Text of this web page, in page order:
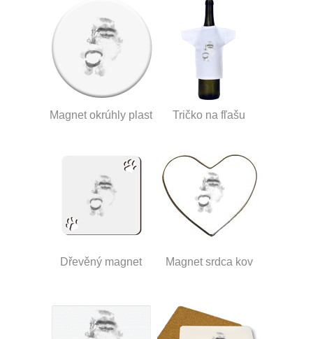
Magnet okrúhly plast Tričko na fľašu
Dřevěný magnet Magnet srdca kov